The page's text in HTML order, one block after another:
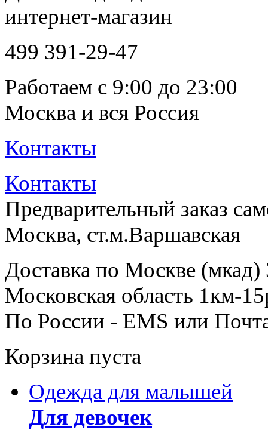
интернет-магазин
499 391-29-47
Работаем с 9:00 до 23:00
Москва и вся Россия
Контакты
Контакты
Предварительный заказ
Москва, ст.м.Варшавская
Доставка по Москве (мкад)
Московская область 1км-
По России - EMS или
Корзина пуста
Одежда для малышей
Для девочек